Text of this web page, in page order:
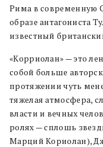
Рима в современную
образе антагониста
известный
«Корриолан» — это
собой больше
протяжении чуть
тяжелая атмосфера,
власти и вечных
ролях — сплошь
Марций Кориолан),